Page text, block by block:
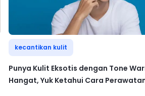
kecantikan kulit
Punya Kulit Eksotis dengan Tone
Hangat, Yuk Ketahui Cara